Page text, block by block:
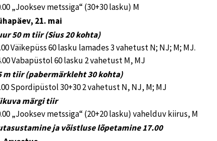
„Jooksev metssiga“ (30+30 lasku) M
21. mai
50 m tiir (Sius 20 kohta)
Väikepüss 60 lasku lamades 3 vahetust N; NJ; M; MJ.
Vabapüstol 60 lasku 2 vahetust M, MJ
m tiir (pabermärkleht 30 kohta)
Spordipüstol 30+30 2 vahetust N, NJ, M; MJ
märgi tiir
„Jooksev metssiga“ (20+20 lasku) vahelduv kiirus, M
ja võistluse lõpetamine 17.00